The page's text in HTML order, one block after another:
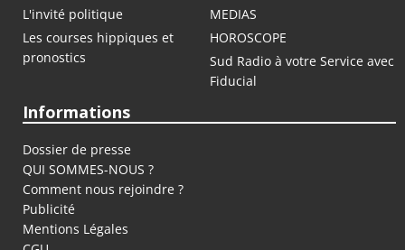
L'invité politique
MEDIAS
Les courses hippiques et
pronostics
HOROSCOPE
Sud Radio à votre Service avec
Fiducial
Informations
Dossier de presse
QUI SOMMES-NOUS ?
Comment nous rejoindre ?
Publicité
Mentions Légales